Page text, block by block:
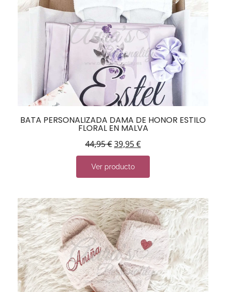
BATA PERSONALIZADA DAMA DE HONOR ESTILO
FLORAL EN MALVA
44,95€39,95€
Ver producto